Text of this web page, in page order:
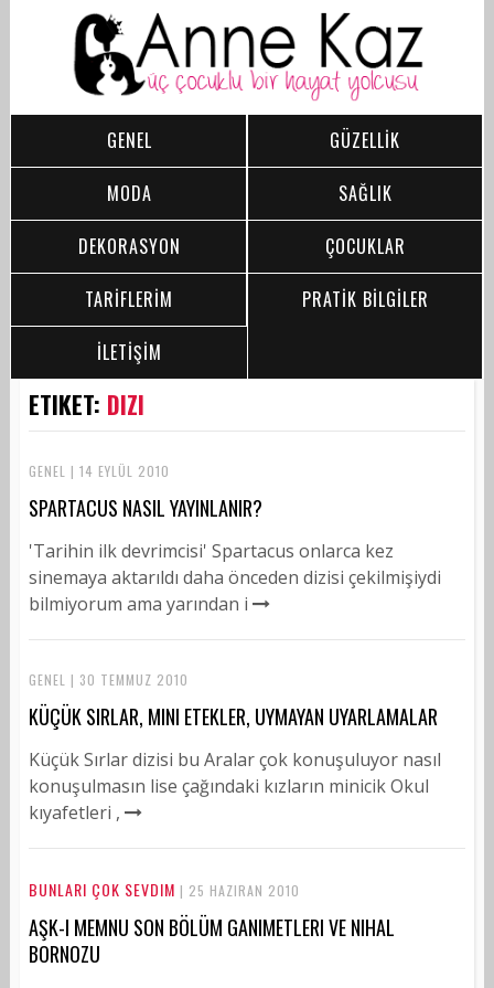
GENEL
GÜZELLİK
MODA
SAĞLIK
DEKORASYON
ÇOCUKLAR
TARİFLERİM
PRATİK BİLGİLER
İLETİŞİM
ETIKET: DIZI
GENEL | 14 EYLÜL 2010
SPARTACUS NASIL YAYINLANIR?
'Tarihin ilk devrimcisi' Spartacus onlarca kez
sinemaya aktarıldı daha önceden dizisi çekilmişiydi
bilmiyorum ama yarından i
GENEL | 30 TEMMUZ 2010
KÜÇÜK SIRLAR, MINI ETEKLER, UYMAYAN UYARLAMALAR
Küçük Sırlar dizisi bu Aralar çok konuşuluyor nasıl
konuşulmasın lise çağındaki kızların minicik Okul
kıyafetleri ,
BUNLARI ÇOK SEVDIM | 25 HAZIRAN 2010
AŞK-I MEMNU SON BÖLÜM GANIMETLERI VE NIHAL
BORNOZU